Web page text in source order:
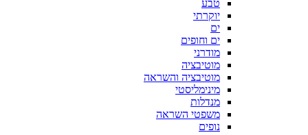
טבע
יוקרתי
ים
ים וחופים
מודרני
מוטיבציה
מוטיבציה והשראה
מינימליסטי
מנדלות
משפטי השראה
נופים